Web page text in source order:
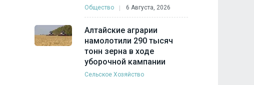
Общество 6 Августа, 2026
Алтайские аграрии
намолотили 290 тысяч
тонн зерна в ходе
уборочной кампании
Сельское Хозяйство